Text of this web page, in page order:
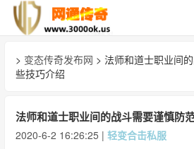
> 变态传奇发布网 > 法师和道士职业间
些技巧介绍
法师和道士职业间的战斗需要谨慎防
2020-6-2 16:26:25 | 轻变合击私服